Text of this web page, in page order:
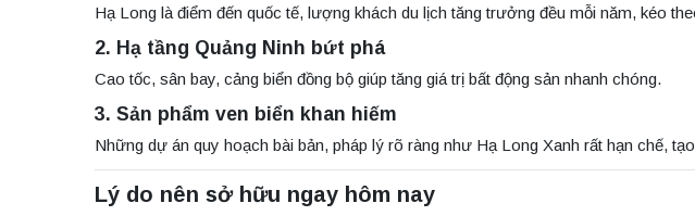
Hạ Long là điểm đến quốc tế, lượng khách du lịch tăng trưởng đều mỗi năm, kéo
2. Hạ tầng Quảng Ninh bứt phá
Cao tốc, sân bay, cảng biển đồng bộ giúp tăng giá trị bất động sản nhanh chóng.
3. Sản phẩm ven biển khan hiếm
Những dự án quy hoạch bài bản, pháp lý rõ ràng như Hạ Long Xanh rất hạn chế,
Lý do nên sở hữu ngay hôm nay